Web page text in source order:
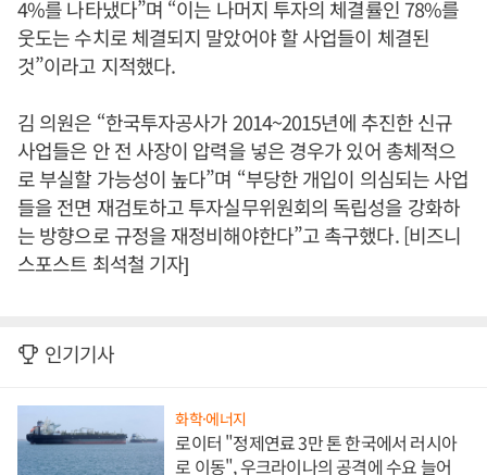
4%를 나타냈다”며 “이는 나머지 투자의 체결률인 78%를
웃도는 수치로 체결되지 말았어야 할 사업들이 체결된
것”이라고 지적했다.
김 의원은 “한국투자공사가 2014~2015년에 추진한 신규
사업들은 안 전 사장이 압력을 넣은 경우가 있어 총체적으
로 부실할 가능성이 높다”며 “부당한 개입이 의심되는 사업
들을 전면 재검토하고 투자실무위원회의 독립성을 강화하
는 방향으로 규정을 재정비해야한다”고 촉구했다. [비즈니
스포스트 최석철 기자]
인기기사
화학·에너지
로이터 "정제연료 3만 톤 한국에서 러시아
로 이동", 우크라이나의 공격에 수요 늘어